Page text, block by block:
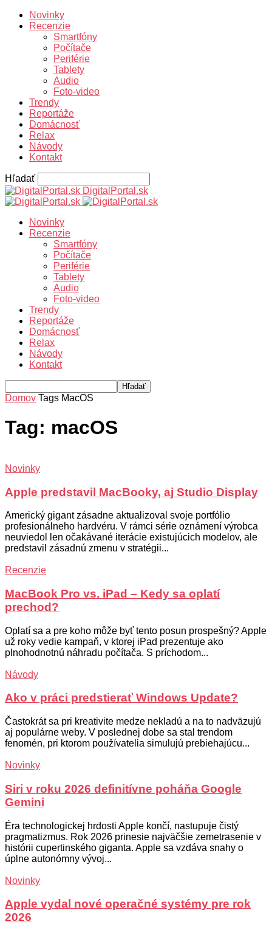
Novinky
Recenzie
Smartfóny
Počítače
Periférie
Tablety
Audio
Foto-video
Trendy
Reportáže
Domácnosť
Relax
Návody
Kontakt
Hľadať
DigitalPortal.sk
Novinky
Recenzie
Smartfóny
Počítače
Periférie
Tablety
Audio
Foto-video
Trendy
Reportáže
Domácnosť
Relax
Návody
Kontakt
Domov Tags MacOS
Tag: macOS
Novinky
Apple predstavil MacBooky, aj Studio Display
Americký gigant zásadne aktualizoval svoje portfólio
profesionálneho hardvéru. V rámci série oznámení výrobca
neuviedol len očakávané iterácie existujúcich modelov, ale
predstavil zásadnú zmenu v stratégii...
Recenzie
MacBook Pro vs. iPad – Kedy sa oplatí
prechod?
Oplatí sa a pre koho môže byť tento posun prospešný? Apple
už roky vedie kampaň, v ktorej iPad prezentuje ako
plnohodnotnú náhradu počítača. S príchodom...
Návody
Ako v práci predstierať Windows Update?
Častokrát sa pri kreativite medze nekladú a na to nadväzujú
aj populárne weby. V poslednej dobe sa stal trendom
fenomén, pri ktorom používatelia simulujú prebiehajúcu...
Novinky
Siri v roku 2026 definitívne poháňa Google
Gemini
Éra technologickej hrdosti Apple končí, nastupuje čistý
pragmatizmus. Rok 2026 prinesie najväčšie zemetrasenie v
histórii cupertinského giganta. Apple sa vzdáva snahy o
úplne autonómny vývoj...
Novinky
Apple vydal nové operačné systémy pre rok
2026